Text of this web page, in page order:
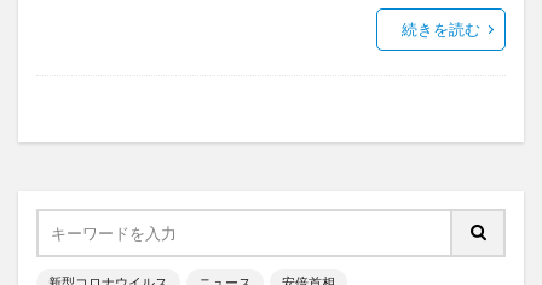
続きを読む